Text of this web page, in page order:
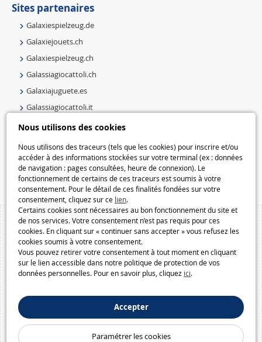
Nous utilisons des cookies
Nous utilisons des traceurs (tels que les cookies) pour inscrire et/ou
accéder à des informations stockées sur votre terminal (ex : données
de navigation : pages consultées, heure de connexion). Le
fonctionnement de certains de ces traceurs est soumis à votre
consentement. Pour le détail de ces finalités fondées sur votre
consentement, cliquez sur ce lien.
Certains cookies sont nécessaires au bon fonctionnement du site et
de nos services. Votre consentement n’est pas requis pour ces
cookies. En cliquant sur « continuer sans accepter » vous refusez les
cookies soumis à votre consentement.
Vous pouvez retirer votre consentement à tout moment en cliquant
sur le lien accessible dans notre politique de protection de vos
données personnelles. Pour en savoir plus, cliquez ici.
Accepter
Paramétrer les cookies
Sites partenaires
Galaxiespielzeug.de
Galaxiejouets.ch
Galaxiespielzeug.ch
Galassiagiocattoli.ch
Galaxiajuguete.es
Galassiagiocattoli.it
Speelgoedmelkweg.nl
Speelgoedmelkweg.be
Macway.com